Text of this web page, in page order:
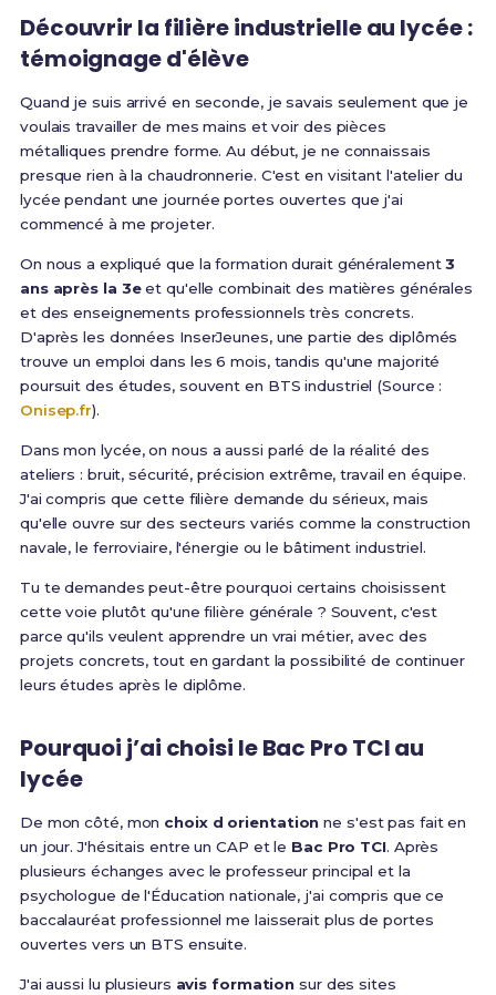
Découvrir la filière industrielle au lycée :
témoignage d'élève
Quand je suis arrivé en seconde, je savais seulement que je
voulais travailler de mes mains et voir des pièces
métalliques prendre forme. Au début, je ne connaissais
presque rien à la chaudronnerie. C'est en visitant l'atelier du
lycée pendant une journée portes ouvertes que j'ai
commencé à me projeter.
On nous a expliqué que la formation durait généralement3
ans après la 3eet qu'elle combinait des matières générales
et des enseignements professionnels très concrets.
D'après les données InserJeunes, une partie des diplômés
trouve un emploi dans les 6 mois, tandis qu'une majorité
poursuit des études, souvent en BTS industriel (Source :
Onisep.fr).
Dans mon lycée, on nous a aussi parlé de la réalité des
ateliers : bruit, sécurité, précision extrême, travail en équipe.
J'ai compris que cette filière demande du sérieux, mais
qu'elle ouvre sur des secteurs variés comme la construction
navale, le ferroviaire, l'énergie ou le bâtiment industriel.
Tu te demandes peut-être pourquoi certains choisissent
cette voie plutôt qu'une filière générale ? Souvent, c'est
parce qu'ils veulent apprendre un vrai métier, avec des
projets concrets, tout en gardant la possibilité de continuer
leurs études après le diplôme.
Pourquoi j’ai choisi le Bac Pro TCI au
lycée
De mon côté, mon choix d orientation ne s'est pas fait en
un jour. J'hésitais entre un CAP et le Bac Pro TCI. Après
plusieurs échanges avec le professeur principal et la
psychologue de l'Éducation nationale, j'ai compris que ce
baccalauréat professionnel me laisserait plus de portes
ouvertes vers un BTS ensuite.
J'ai aussi lu plusieurs avis formation sur des sites